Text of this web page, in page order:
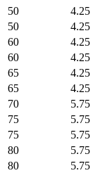
50
4.25
50
4.25
60
4.25
60
4.25
65
4.25
65
4.25
70
5.75
75
5.75
75
5.75
80
5.75
80
5.75